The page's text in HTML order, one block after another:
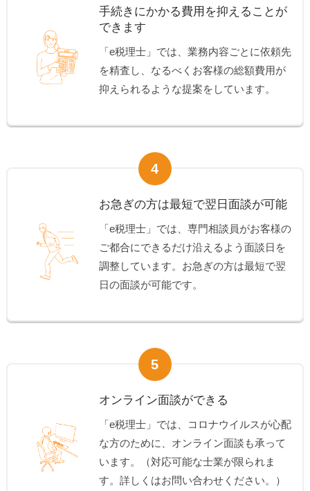
手続きにかかる費用を抑えることが
できます
「e税理士」では、業務内容ごとに依頼先
を精査し、なるべくお客様の総額費用が
抑えられるような提案をしています。
4
お急ぎの方は最短で翌日面談が可能
「e税理士」では、専門相談員がお客様の
ご都合にできるだけ沿えるよう面談日を
調整しています。お急ぎの方は最短で翌
日の面談が可能です。
5
オンライン面談ができる
「e税理士」では、コロナウイルスが心配
な方のために、オンライン面談も承って
います。（対応可能な士業が限られま
す。詳しくはお問い合わせください。）